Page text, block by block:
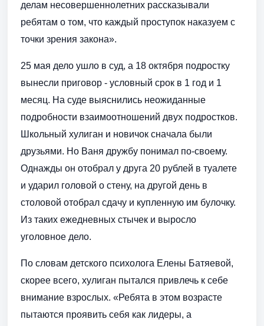
делам несовершеннолетних рассказывали
ребятам о том, что каждый проступок наказуем с
точки зрения закона».
25 мая дело ушло в суд, а 18 октября подростку
вынесли приговор - условный срок в 1 год и 1
месяц. На суде выяснились неожиданные
подробности взаимоотношений двух подростков.
Школьный хулиган и новичок сначала были
друзьями. Но Ваня дружбу понимал по-своему.
Однажды он отобрал у друга 20 рублей в туалете
и ударил головой о стену, на другой день в
столовой отобрал сдачу и купленную им булочку.
Из таких ежедневных стычек и выросло
уголовное дело.
По словам детского психолога Елены Батяевой,
скорее всего, хулиган пытался привлечь к себе
внимание взрослых. «Ребята в этом возрасте
пытаются проявить себя как лидеры, а